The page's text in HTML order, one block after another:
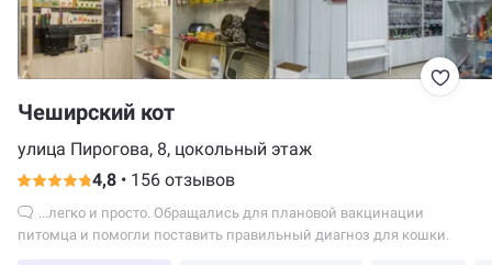
Чеширский кот
улица Пирогова, 8, цокольный этаж
4,8 • 156 отзывов
питомца и помогли поставить правильный диагноз для кошки.